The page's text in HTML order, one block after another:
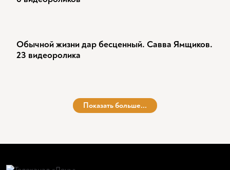
Обычной жизни дар бесценный. Савва Ямщиков.
23 видеоролика
Показать больше...